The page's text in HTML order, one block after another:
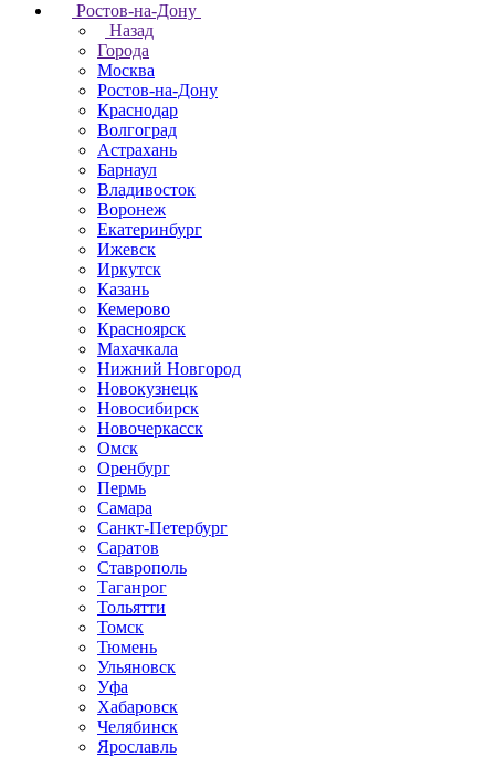
Ростов-на-Дону
Назад
Города
Москва
Ростов-на-Дону
Краснодар
Волгоград
Астрахань
Барнаул
Владивосток
Воронеж
Екатеринбург
Ижевск
Иркутск
Казань
Кемерово
Красноярск
Махачкала
Нижний Новгород
Новокузнецк
Новосибирск
Новочеркаcск
Омск
Оренбург
Пермь
Самара
Санкт-Петербург
Саратов
Ставрополь
Таганрог
Тольятти
Томск
Тюмень
Ульяновск
Уфа
Хабаровск
Челябинск
Ярославль